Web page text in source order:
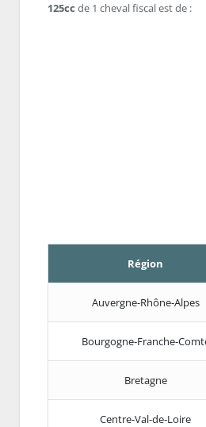
125cc de 1 cheval fiscal est de :
Région
Auvergne-Rhône-Alpes
Bourgogne-Franche-
Bretagne
Centre-Val-de-Loire